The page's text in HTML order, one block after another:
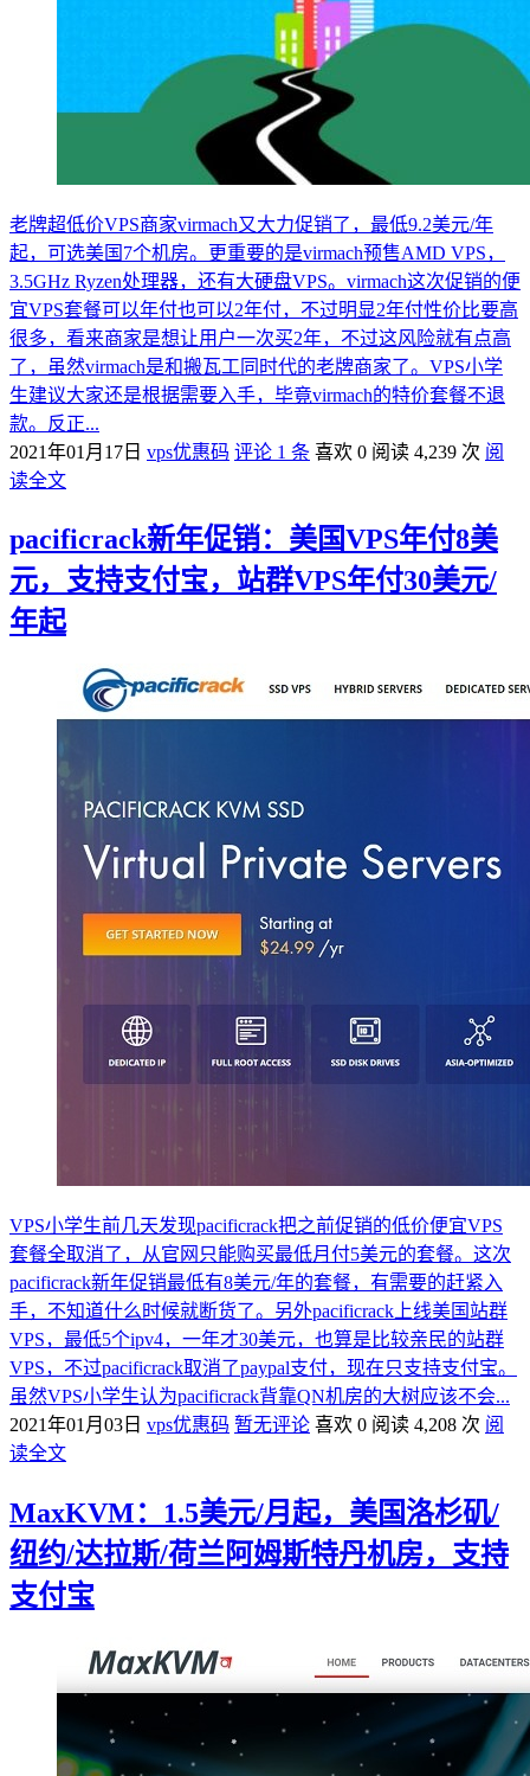
老牌超低价VPS商家virmach又大力促销了，最低9.2美元/年
起，可选美国7个机房。更重要的是virmach预售AMD VPS，
3.5GHz Ryzen处理器，还有大硬盘VPS。virmach这次促销的便
宜VPS套餐可以年付也可以2年付，不过明显2年付性价比要高
很多，看来商家是想让用户一次买2年，不过这风险就有点高
了，虽然virmach是和搬瓦工同时代的老牌商家了。VPS小学
生建议大家还是根据需要入手，毕竟virmach的特价套餐不退
款。反正...
2021年01月17日 vps优惠码 评论 1 条 喜欢 0 阅读 4,239 次 阅
读全文
pacificrack新年促销：美国VPS年付8美
元，支持支付宝，站群VPS年付30美元/
年起
VPS小学生前几天发现pacificrack把之前促销的低价便宜VPS
套餐全取消了，从官网只能购买最低月付5美元的套餐。这次
pacificrack新年促销最低有8美元/年的套餐，有需要的赶紧入
手，不知道什么时候就断货了。另外pacificrack上线美国站群
VPS，最低5个ipv4，一年才30美元，也算是比较亲民的站群
VPS，不过pacificrack取消了paypal支付，现在只支持支付宝。
虽然VPS小学生认为pacificrack背靠QN机房的大树应该不会...
2021年01月03日 vps优惠码 暂无评论 喜欢 0 阅读 4,208 次 阅
读全文
MaxKVM：1.5美元/月起，美国洛杉矶/
纽约/达拉斯/荷兰阿姆斯特丹机房，支持
支付宝